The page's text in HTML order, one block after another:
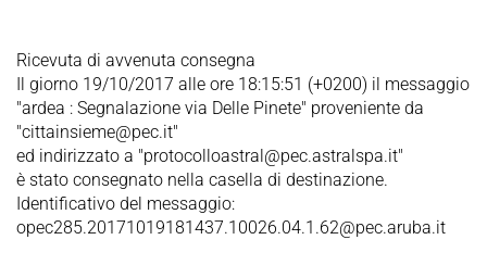
Ricevuta di avvenuta consegna
Il giorno 19/10/2017 alle ore 18:15:51 (+0200) il messaggio
"ardea : Segnalazione via Delle Pinete" proveniente da
"cittainsieme@pec.it"
ed indirizzato a "protocolloastral@pec.astralspa.it"
è stato consegnato nella casella di destinazione.
Identificativo del messaggio:
opec285.20171019181437.10026.04.1.62@pec.aruba.it